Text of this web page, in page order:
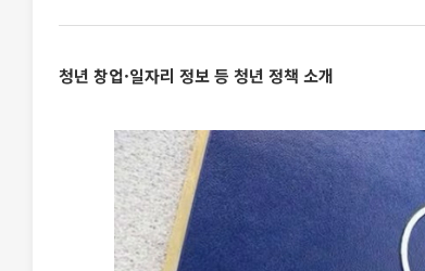
청년 창업·일자리 정보 등 청년 정책 소개